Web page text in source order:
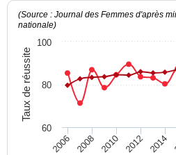
Taux de réussite
(Source : Journal des Femmes d'après
nationale)
2006 2008 2010 2012 2014
60
80
100